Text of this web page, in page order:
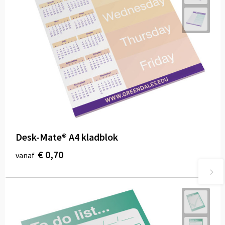
Desk-Mate® A4 kladblok
vanaf € 0,70